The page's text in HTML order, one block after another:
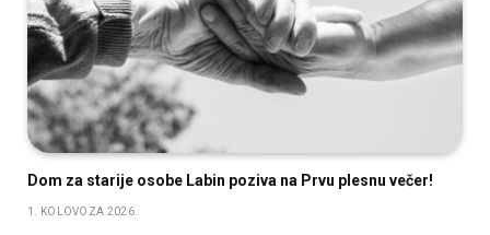
Dom za starije osobe Labin poziva na Prvu plesnu večer!
1. KOLOVOZA 2026.